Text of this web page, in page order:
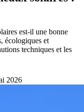
est-il une bonne
écologiques et
techniques et les
2026